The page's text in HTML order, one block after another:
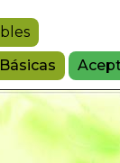
Básicas